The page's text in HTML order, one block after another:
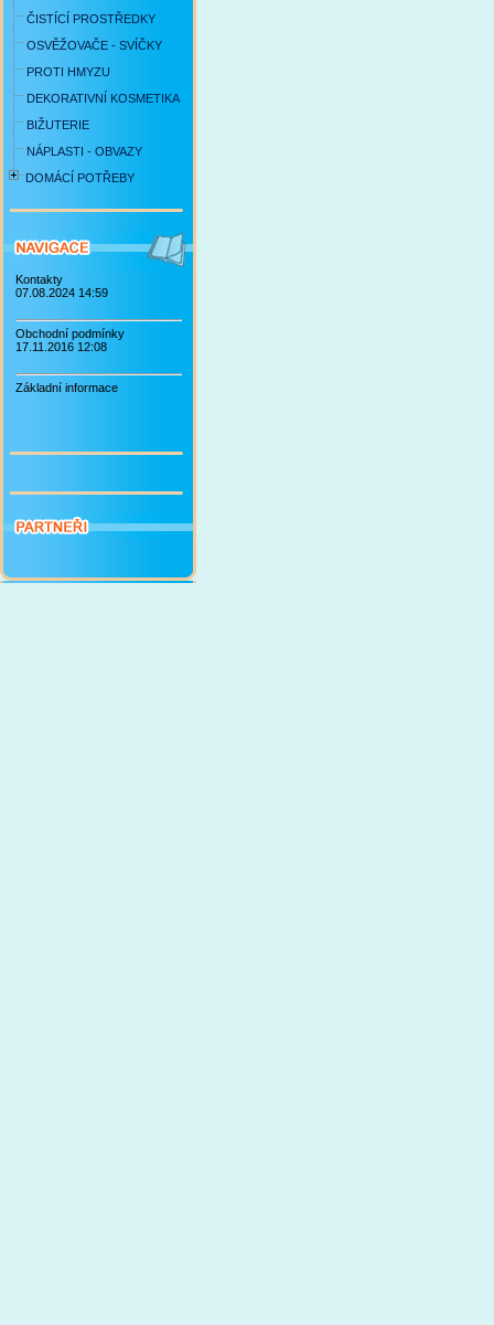
ČISTÍCÍ PROSTŘEDKY
OSVĚŽOVAČE - SVÍČKY
PROTI HMYZU
DEKORATIVNÍ KOSMETIKA
BIŽUTERIE
NÁPLASTI - OBVAZY
DOMÁCÍ POTŘEBY
Kontakty
07.08.2024 14:59
Obchodní podmínky
17.11.2016 12:08
Základní informace